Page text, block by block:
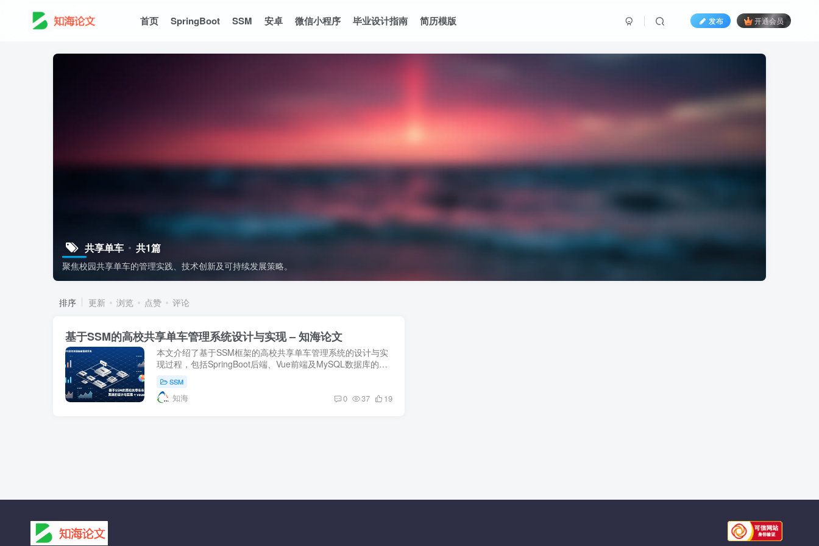
首页 SpringBoot SSM 安卓 微信小程序 毕业设计指南 简历模版 发布 开通会员
共享单车 共1篇
聚焦校园共享单车的管理实践、技术创新及可持续发展策略。
排序 更新 浏览 点赞 评论
基于SSM的高校共享单车管理系统设计与实现 – 知海论文
本文介绍了基于SSM框架的高校共享单车管理系统的设计与实
现过程，包括SpringBoot后端、Vue前端及MySQL数据库的应
案感兴趣的同学参考。...
SSM
知海 0 37 19